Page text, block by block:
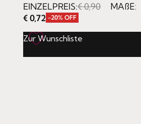
EINZELPREIS:€0,90
€0,72 -20% OFF
MAßE:
Zur Wunschliste